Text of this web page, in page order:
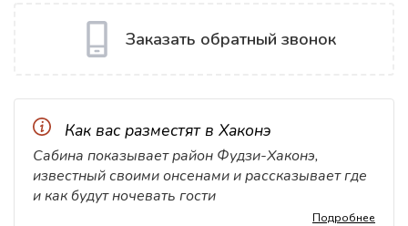
Заказать обратный звонок
Как вас разместят в Хаконэ
Сабина показывает район Фудзи-Хаконэ,
известный своими онсенами и рассказывает где
и как будут ночевать гости
Подробнее